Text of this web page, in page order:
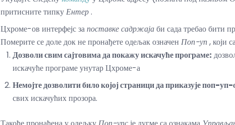
притисните типкуЕнтер.
Цхроме-ов интерфејс запоставке садржајаби сада требао бити
Померите се доле док не пронађете одељак означен Поп-уп, који
Дозволи свим сајтовима да покажу искачуће програме:
искачуће програме унутар Цхроме-а
Немојте дозволити било којој страници да приказује поп-уп-
свих искачућих прозора.